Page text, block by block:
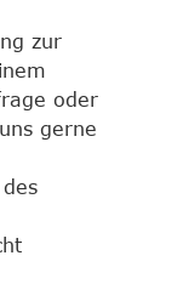
zur
oder
gerne